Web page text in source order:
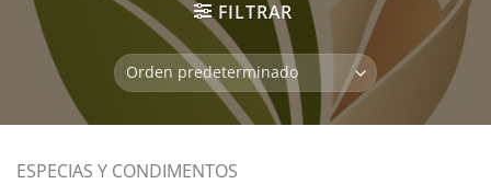
FILTRAR
ESPECIAS Y CONDIMENTOS